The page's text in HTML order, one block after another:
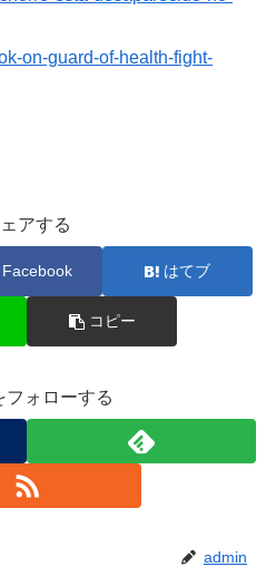
on-guard-of-health-fight-
アする
Facebook はてブ
コピー
フォローする
admin